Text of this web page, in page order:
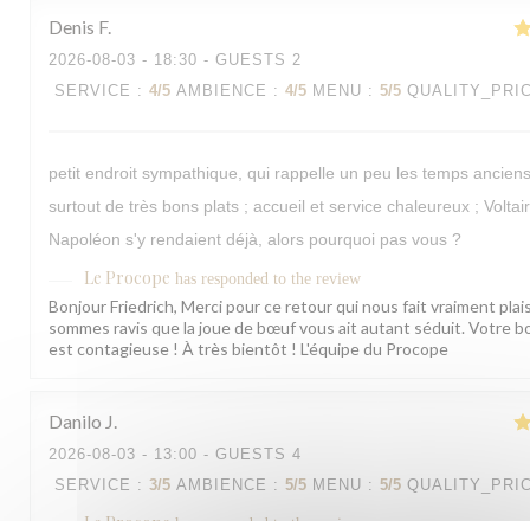
Denis F
2026-08-03 - 18:30 - GUESTS 2
SERVICE : 4/5 AMBIENCE : 4/5 MENU : 5/5
petit endroit sympathique, qui rappelle un peu les temps
surtout de très bons plats ; accueil et service chaleureux ;
Napoléon s'y rendaient déjà, alors pourquoi pas vous ?
Le Procope has responded to the review
Bonjour Friedrich, Merci pour ce retour qui nous fait vraiment
sommes ravis que la joue de bœuf vous ait autant séduit. Votre
est contagieuse ! À très bientôt ! L'équipe du Procope
Danilo J
2026-08-03 - 13:00 - GUESTS 4
SERVICE : 3/5 AMBIENCE : 5/5 MENU : 5/5